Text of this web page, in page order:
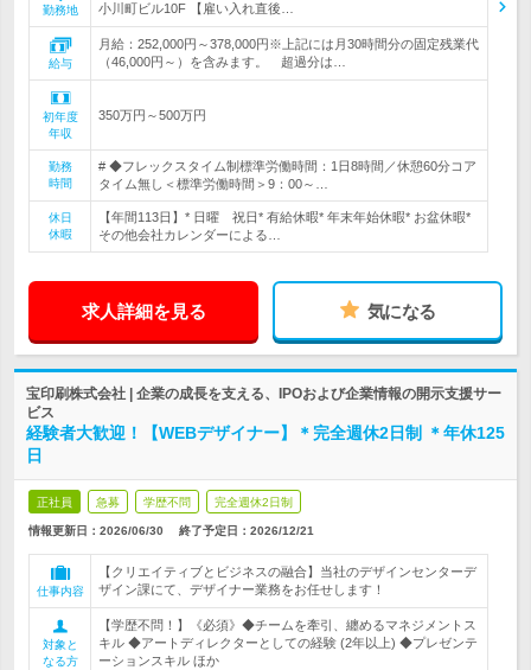
勤務地
小川町ビル10F 【雇い入れ直後…
給与
月給：252,000円～378,000円※上記には月30時間分の固定残業代
（46,000円～）を含みます。 超過分は…
初年度
年収
350万円～500万円
勤務
時間
# ◆フレックスタイム制標準労働時間：1日8時間／休憩60分コア
タイム無し＜標準労働時間＞9：00～…
休日
休暇
【年間113日】* 日曜 祝日* 有給休暇* 年末年始休暇* お盆休暇*
その他会社カレンダーによる…
求人詳細を見る 気になる
宝印刷株式会社 | 企業の成長を支える、IPOおよび企業情報の開示支援サー
ビス
経験者大歓迎！【WEBデザイナー】＊完全週休2日制 ＊年休125
日
正社員 急募 学歴不問 完全週休2日制
情報更新日：2026/06/30 終了予定日： 2026/12/21
仕事内容
【クリエイティブとビジネスの融合】当社のデザインセンターデ
ザイン課にて、デザイナー業務をお任せします！
対象と
なる方
【学歴不問！】《必須》◆チームを牽引、纏めるマネジメントス
キル ◆アートディレクターとしての経験 (2年以上) ◆プレゼンテ
ーションスキル ほか